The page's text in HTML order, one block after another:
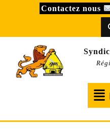
Contactez nous